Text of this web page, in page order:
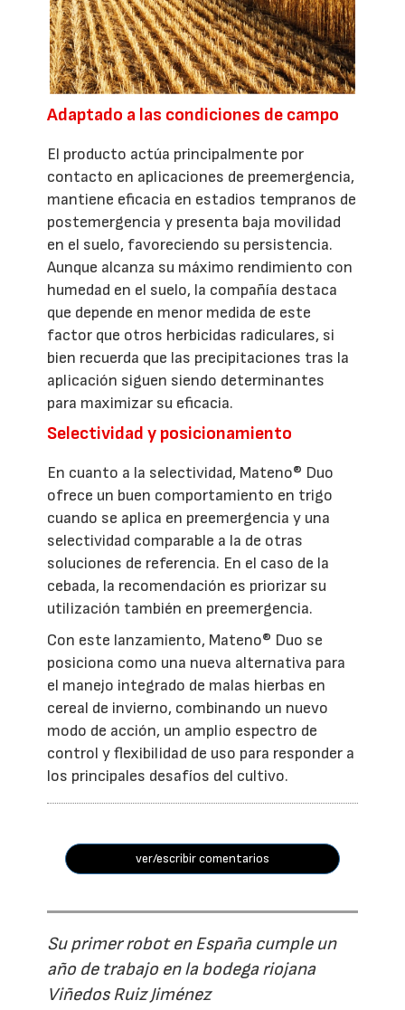
Adaptado a las condiciones de campo
El producto actúa principalmente por
contacto en aplicaciones de preemergencia,
mantiene eficacia en estadios tempranos de
postemergencia y presenta baja movilidad
en el suelo, favoreciendo su persistencia.
Aunque alcanza su máximo rendimiento con
humedad en el suelo, la compañía destaca
que depende en menor medida de este
factor que otros herbicidas radiculares, si
bien recuerda que las precipitaciones tras la
aplicación siguen siendo determinantes
para maximizar su eficacia.
Selectividad y posicionamiento
En cuanto a la selectividad, Mateno® Duo
ofrece un buen comportamiento en trigo
cuando se aplica en preemergencia y una
selectividad comparable a la de otras
soluciones de referencia. En el caso de la
cebada, la recomendación es priorizar su
utilización también en preemergencia.
Con este lanzamiento, Mateno® Duo se
posiciona como una nueva alternativa para
el manejo integrado de malas hierbas en
cereal de invierno, combinando un nuevo
modo de acción, un amplio espectro de
control y flexibilidad de uso para responder a
los principales desafíos del cultivo.
ver/escribir comentarios
Su primer robot en España cumple un
año de trabajo en la bodega riojana
Viñedos Ruiz Jiménez